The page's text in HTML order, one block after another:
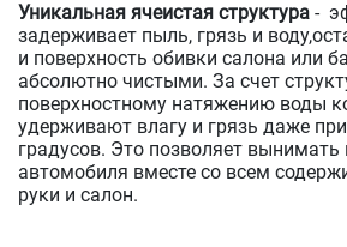
Уникальная ячеистая структура -
задерживает пыль, грязь и
и поверхность обивки салона или
абсолютно чистыми. За счет
поверхностному натяжению воды
удерживают влагу и грязь даже
градусов. Это позволяет вынимать
автомобиля вместе со всем
руки и салон.